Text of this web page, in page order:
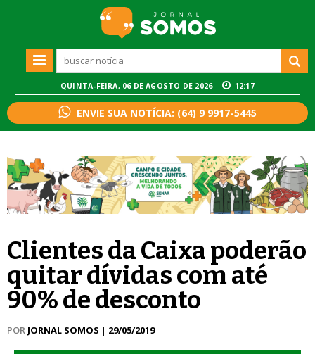
QUINTA-FEIRA, 06 DE AGOSTO DE 2026 12:17
ENVIE SUA NOTÍCIA: (64) 9 9917-5445
Clientes da Caixa poderão
quitar dívidas com até
90% de desconto
POR JORNAL SOMOS | 29/05/2019